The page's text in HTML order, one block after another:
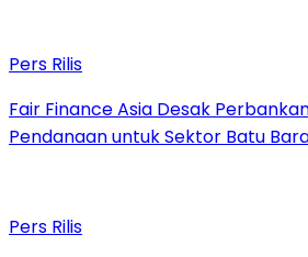
Pers Rilis
Fair Finance Asia Desak
Pendanaan untuk Sektor Batu Bara
Pers Rilis